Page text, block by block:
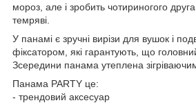
мороз, але і зробить чотириногого друга
темряві.
У панамі є зручні вирізи для вушок і
фіксатором, які гарантують, що
Зсередини панама утеплена
Панама PARTY це:
- трендовий аксесуар